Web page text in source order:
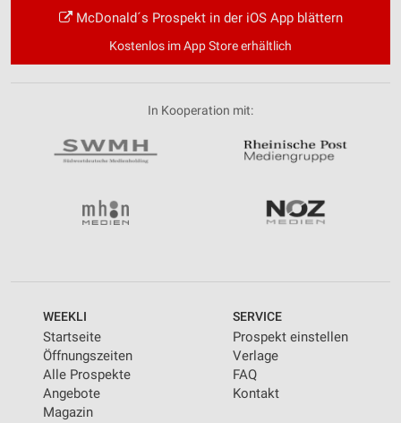
McDonald´s Prospekt in der iOS App blättern
Kostenlos im App Store erhältlich
In Kooperation mit:
WEEKLI
Startseite
Öffnungszeiten
Alle Prospekte
Angebote
Magazin
SERVICE
Prospekt einstellen
Verlage
FAQ
Kontakt